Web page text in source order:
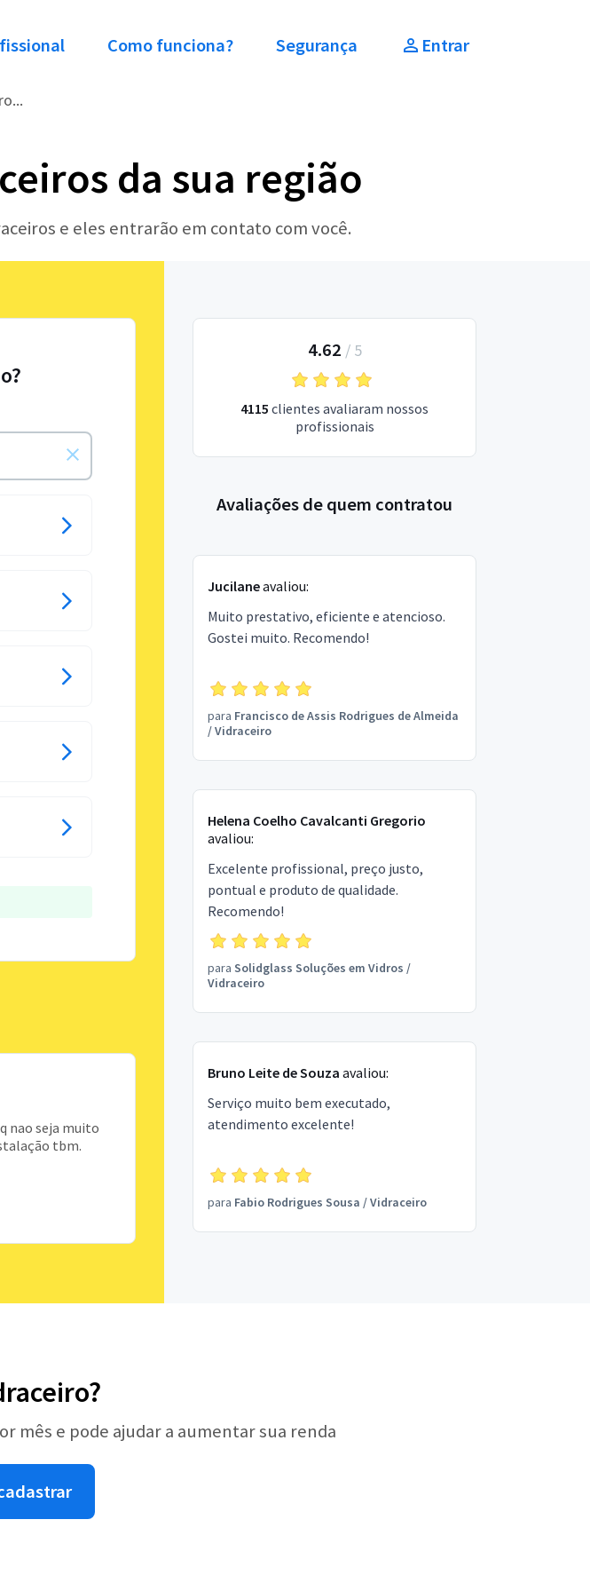
Como funciona? Segurança Entrar
da sua região
e eles entrarão em contato com você.
nao seja muito
tbm.
4.62 / 5
4115 clientes avaliaram nossos
profissionais
Avaliações de quem contratou
Jucilaneavaliou:
Muito prestativo, eficiente e atencioso.
Gostei muito. Recomendo!
para Francisco de Assis Rodrigues de Almeida
/Vidraceiro
Helena Coelho Cavalcanti Gregorio
avaliou:
Excelente profissional, preço justo,
pontual e produto de qualidade.
Recomendo!
para Solidglass Soluções em Vidros /
Vidraceiro
Bruno Leite de Souza avaliou:
Serviço muito bem executado,
atendimento excelente!
para Fabio Rodrigues Sousa /Vidraceiro
mês e pode ajudar a aumentar sua renda